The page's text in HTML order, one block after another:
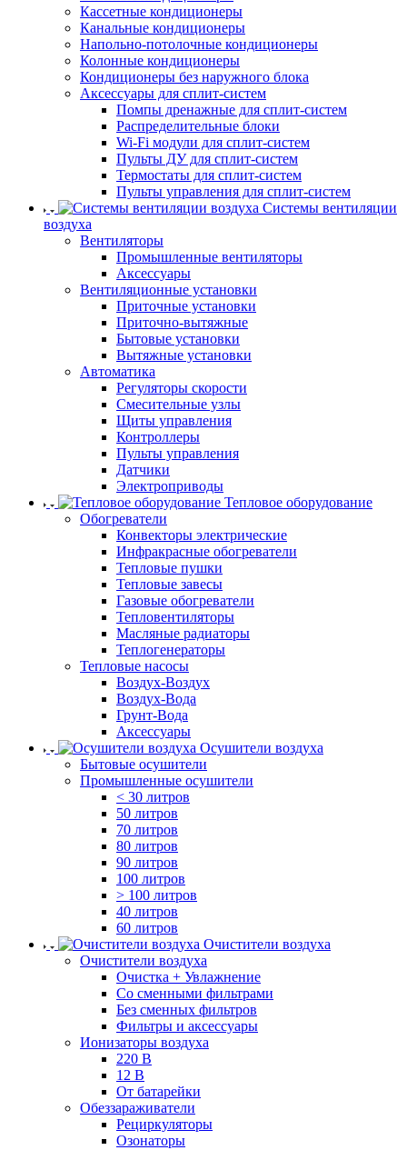
Кассетные кондиционеры
Канальные кондиционеры
Напольно-потолочные кондиционеры
Колонные кондиционеры
Кондиционеры без наружного блока
Аксессуары для сплит-систем
Помпы дренажные для сплит-систем
Распределительные блоки
Wi-Fi модули для сплит-систем
Пульты ДУ для сплит-систем
Термостаты для сплит-систем
Пульты управления для сплит-систем
Системы вентиляции
воздуха
Вентиляторы
Промышленные вентиляторы
Аксессуары
Вентиляционные установки
Приточные установки
Приточно-вытяжные
Бытовые установки
Вытяжные установки
Автоматика
Регуляторы скорости
Смесительные узлы
Щиты управления
Контроллеры
Пульты управления
Датчики
Электроприводы
Тепловое оборудование
Обогреватели
Конвекторы электрические
Инфракрасные обогреватели
Тепловые пушки
Тепловые завесы
Газовые обогреватели
Тепловентиляторы
Масляные радиаторы
Теплогенераторы
Тепловые насосы
Воздух-Воздух
Воздух-Вода
Грунт-Вода
Аксессуары
Осушители воздуха
Бытовые осушители
Промышленные осушители
< 30 литров
50 литров
70 литров
80 литров
90 литров
100 литров
> 100 литров
40 литров
60 литров
Очистители воздуха
Очистители воздуха
Очистка + Увлажнение
Cо сменными фильтрами
Без сменных фильтров
Фильтры и аксессуары
Ионизаторы воздуха
220 В
12 В
От батарейки
Обеззараживатели
Рециркуляторы
Озонаторы